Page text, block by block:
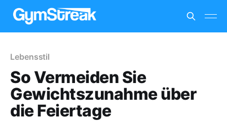
Lebensstil
So Vermeiden Sie
Gewichtszunahme über
die Feiertage